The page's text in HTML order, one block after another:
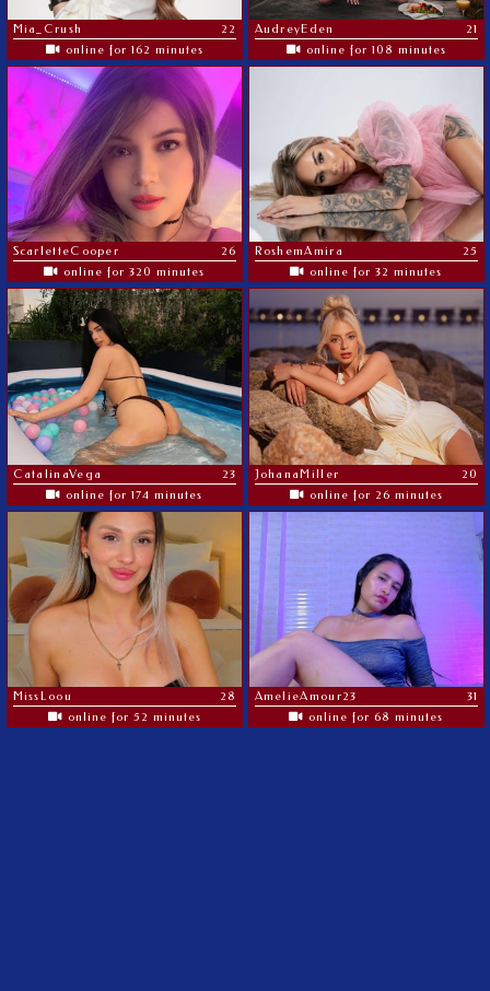
Mia_Crush
22
online for 162 minutes
AudreyEden
21
online for 108 minutes
ScarletteCooper
26
online for 320 minutes
RoshemAmira
25
online for 32 minutes
CatalinaVega
23
online for 174 minutes
JohanaMiller
20
online for 26 minutes
MissLoou
28
online for 52 minutes
AmelieAmour23
31
online for 68 minutes